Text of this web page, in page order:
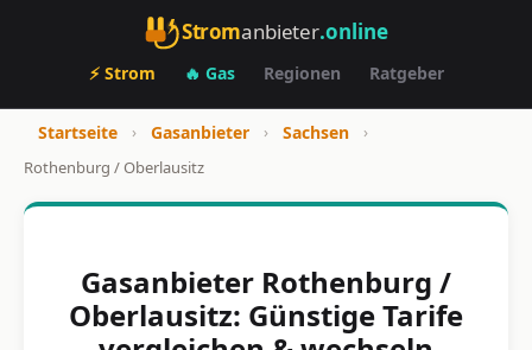
Stromanbieter.online
⚡ Strom 🔥 Gas Regionen Ratgeber
Startseite › Gasanbieter › Sachsen
›
Rothenburg / Oberlausitz
Gasanbieter Rothenburg /
Oberlausitz: Günstige Tarife